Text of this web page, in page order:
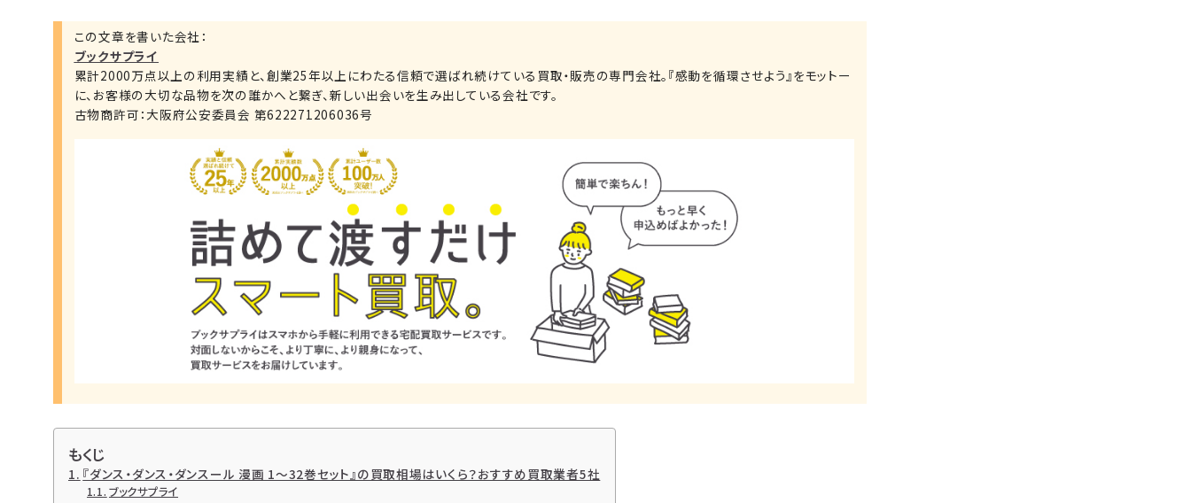
この文章を書いた会社：
ブックサプライ
累計2000万点以上の利用実績と、創業25年以上にわたる信頼で選ばれ続けている買取・販売の専門会社。『感動を循環させよう』をモットー
に、お客様の大切な品物を次の誰かへと繋ぎ、新しい出会いを生み出している会社です。
古物商許可：大阪府公安委員会 第622271206036号
もくじ
『ダンス・ダンス・ダンスール 漫画 1～32巻セット』の買取相場はいくら？おすすめ買取業者5社
ブックサプライ